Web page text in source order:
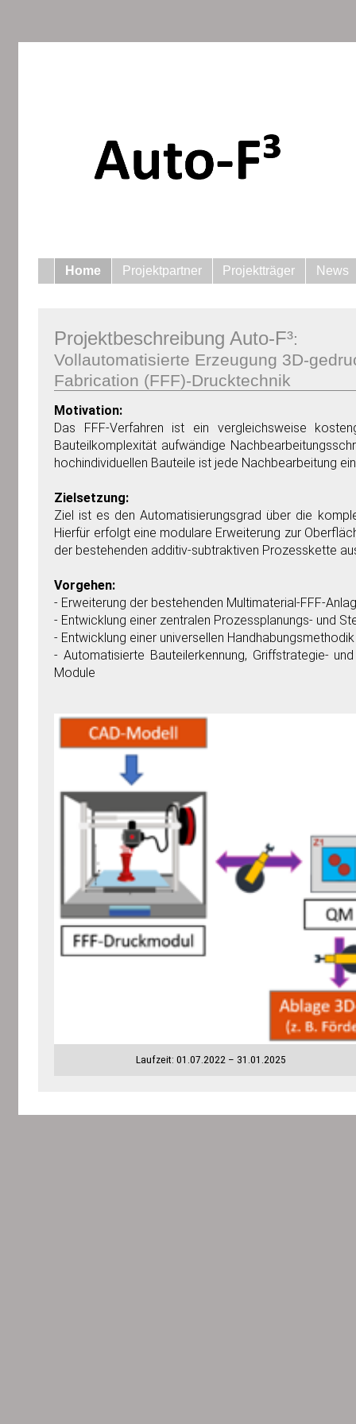
Home Projektpartner Projektträger News
Projektbeschreibung Auto-F³:
Vollautomatisierte Erzeugung 3D-
Fabrication (FFF)-Drucktechnik
Motivation:
Das FFF-Verfahren ist ein vergleichsweise
Bauteilkomplexität aufwändige
hochindividuellen Bauteile ist jede Nachbearbeitung
Zielsetzung:
Ziel ist es den Automatisierungsgrad über die
Hierfür erfolgt eine modulare Erweiterung zur
der bestehenden additiv-subtraktiven Prozesskette
Vorgehen:
- Erweiterung der bestehenden Multimaterial-FFF-
- Entwicklung einer zentralen Prozessplanungs- und
- Entwicklung einer universellen
- Automatisierte Bauteilerkennung, Griffstrategie-
Module
Laufzeit: 01.07.2022 – 31.01.2025